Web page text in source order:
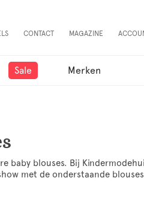
CONTACT MAGAZINE
Sale Merken
baby blouses. Bij
met de onderstaande